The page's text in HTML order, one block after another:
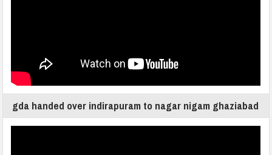
gda handed over indirapuram to nagar nigam ghaziabad